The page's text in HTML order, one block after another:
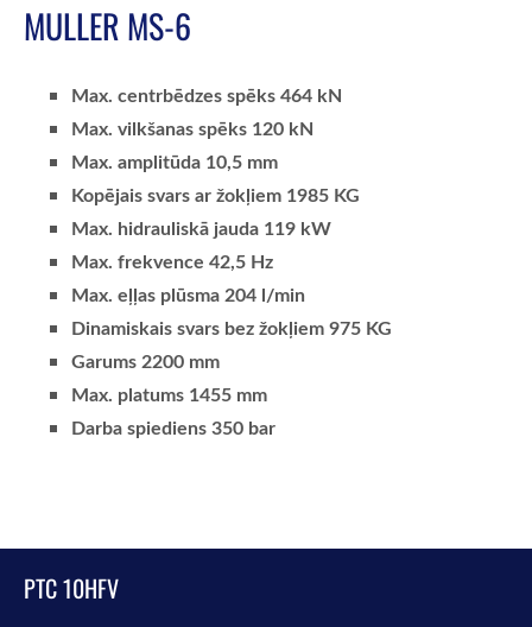
MULLER MS-6
Max. centrbēdzes spēks 464 kN
Max. vilkšanas spēks 120 kN
Max. amplitūda 10,5 mm
Kopējais svars ar žokļiem 1985 KG
Max. hidrauliskā jauda 119 kW
Max. frekvence 42,5 Hz
Max. eļļas plūsma 204 l/min
Dinamiskais svars bez žokļiem 975 KG
Garums 2200 mm
Max. platums 1455 mm
Darba spiediens 350 bar
PTC 10HFV